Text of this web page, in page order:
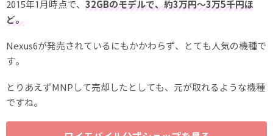
2015年1月時点で、 32GBのモデルで、約3万円〜3万5千円ほ
ど。
Nexus6が発売されているにもかかわらず、とても人気の機種で
す。
とりあえずMNPして売却したとしても、元が取れるような機種
ですね。